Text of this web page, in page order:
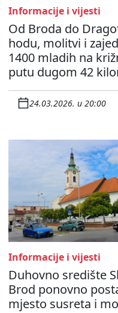
Informacije i vijesti
Od Broda do
hodu, molitvi i
1400 mladih na
putu dugom 42
24.03.2026. u 20:00
Informacije i vijesti
Duhovno središte
Brod ponovno
mjesto susreta i